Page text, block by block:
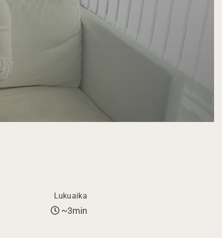
Lukuaika
~3min